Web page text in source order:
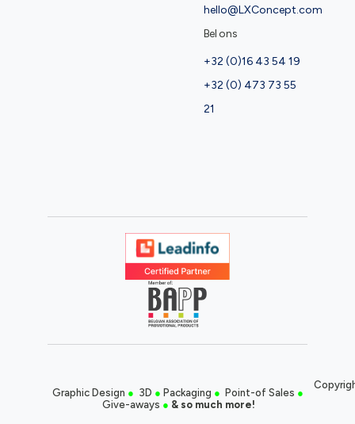
hello@LXConcept.com
Bel ons
+32 (0)16 43 54 19
+32 (0) 473 73 55
21
Graphic Design ● 3D ● Packaging ● Point-of Sales ●
Give-aways ● & so much more!